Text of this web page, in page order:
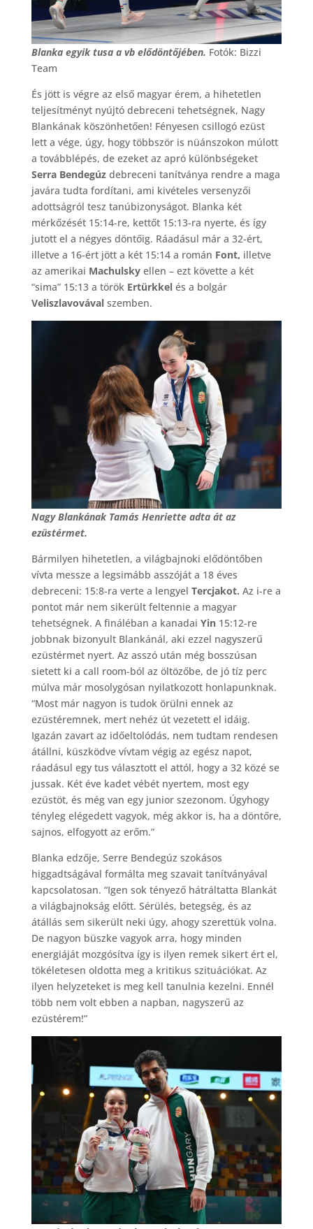
Blanka egyik tusa a vb elődöntőjében. Fotók: Bizzi
Team
És jött is végre az első magyar érem, a hihetetlen
teljesítményt nyújtó debreceni tehetségnek, Nagy
Blankának köszönhetően! Fényesen csillogó ezüst
lett a vége, úgy, hogy többször is nüánszokon múlott
a továbblépés, de ezeket az apró különbségeket
Serra Bendegúzdebreceni tanítványa rendre a maga
javára tudta fordítani, ami kivételes versenyzői
adottságról tesz tanúbizonyságot. Blanka két
mérkőzését 15:14-re, kettőt 15:13-ra nyerte, és így
jutott el a négyes döntőig. Ráadásul már a 32-ért,
illetve a 16-ért jött a két 15:14 a román Font, illetve
az amerikai Machulskyellen – ezt követte a két
“sima” 15:13 a török Ertürkkelés a bolgár
Veliszlavovávalszemben.
Nagy Blankának Tamás Henriette adta át az
ezüstérmet.
Bármilyen hihetetlen, a világbajnoki elődöntőben
vívta messze a legsimább asszóját a 18 éves
debreceni: 15:8-ra verte a lengyel Tercjakot. Az i-re a
pontot már nem sikerült feltennie a magyar
tehetségnek. A fináléban a kanadai Yin15:12-re
jobbnak bizonyult Blankánál, aki ezzel nagyszerű
ezüstérmet nyert. Az asszó után még bosszúsan
sietett ki a call room-ból az öltözőbe, de jó tíz perc
múlva már mosolygósan nyilatkozott honlapunknak.
“Most már nagyon is tudok örülni ennek az
ezüstéremnek, mert nehéz út vezetett el idáig.
Igazán zavart az időeltolódás, nem tudtam rendesen
átállni, küszködve vívtam végig az egész napot,
ráadásul egy tus választott el attól, hogy a 32 közé se
jussak. Két éve kadet vébét nyertem, most egy
ezüstöt, és még van egy junior szezonom. Úgyhogy
tényleg elégedett vagyok, még akkor is, ha a döntőre,
sajnos, elfogyott az erőm.”
Blanka edzője, Serre Bendegúz szokásos
higgadtságával formálta meg szavait tanítványával
kapcsolatosan. “Igen sok tényező hátráltatta Blankát
a világbajnokság előtt. Sérülés, betegség, és az
átállás sem sikerült neki úgy, ahogy szerettük volna.
De nagyon büszke vagyok arra, hogy minden
energiáját mozgósítva így is ilyen remek sikert ért el,
tökéletesen oldotta meg a kritikus szituációkat. Az
ilyen helyzeteket is meg kell tanulnia kezelni. Ennél
több nem volt ebben a napban, nagyszerű az
ezüstérem!”